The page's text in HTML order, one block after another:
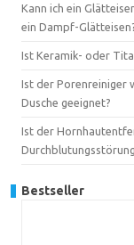
Kann ich ein
ein Dampf-
Ist Keramik- oder
Ist der Porenreiniger
Dusche geeignet?
Ist der
Bestseller